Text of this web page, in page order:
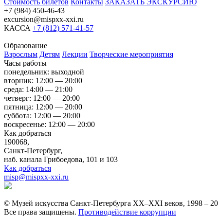
+7 (984) 450-46-43
excursion@mispxx-xxi.ru
КАССА +7 (812) 571-41-57
Образование
Взрослым Детям Лекции Творческие мероприятия
Часы работы
понедельник: выходной
вторник: 12:00 — 20:00
среда: 14:00 — 21:00
четверг: 12:00 — 20:00
пятница: 12:00 — 20:00
суббота: 12:00 — 20:00
воскресенье: 12:00 — 20:00
Как добраться
190068,
Санкт-Петербург,
наб. канала Грибоедова, 101 и 103
Как добраться
misp@mispxx-xxi.ru
© Музей искусства Санкт-Петербурга XX–XXI веков, 1998 –
Все права защищены. Противодействие коррупции